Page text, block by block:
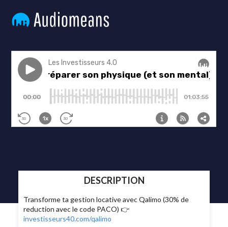
DESCRIPTION
Transforme ta gestion locative avec Qalimo (30% de
reduction avec le code PACO) 👉
investisseurs40.com/qalimo